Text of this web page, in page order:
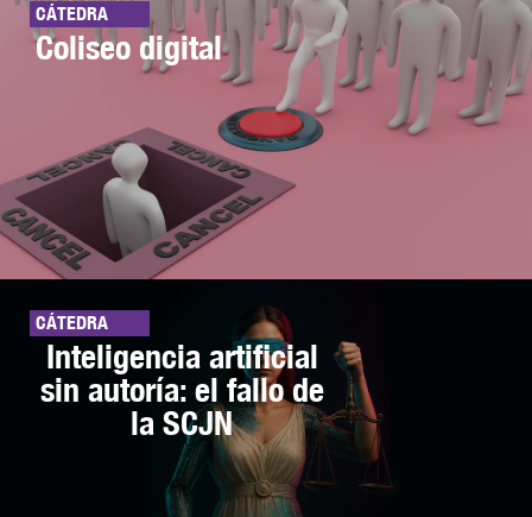
CÁTEDRA
Coliseo digital
CÁTEDRA
Inteligencia artificial
sin autoría: el fallo de
la SCJN